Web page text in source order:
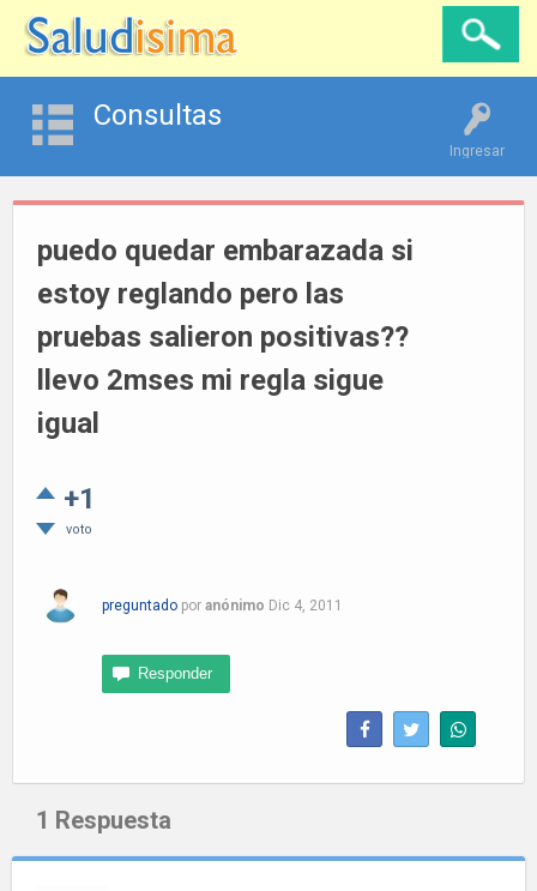
Ingresar
Consultas
puedo quedar embarazada si
estoy reglando pero las
pruebas salieron positivas??
llevo 2mses mi regla sigue
igual
+1
voto
preguntado por anónimo Dic 4, 2011
1 Respuesta